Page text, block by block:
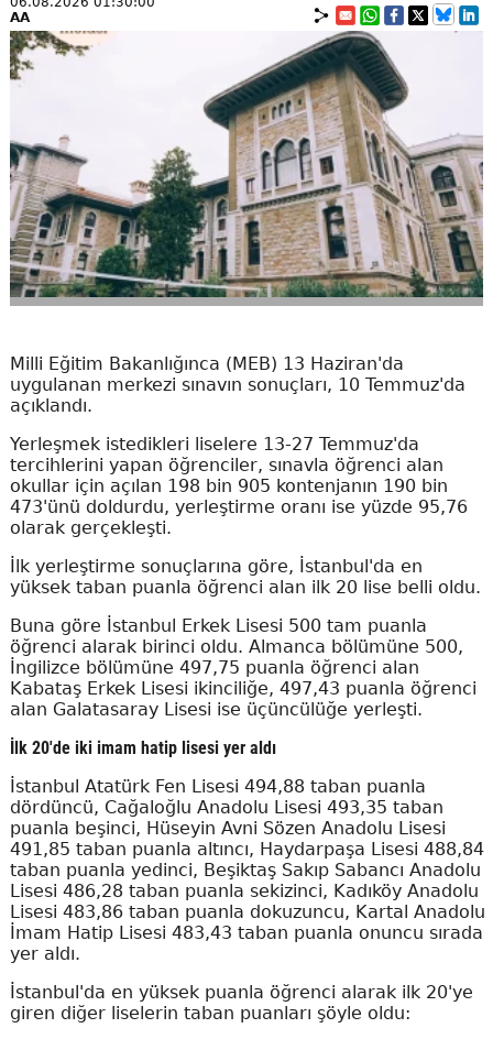
AA
Milli Eğitim Bakanlığınca (MEB) 13 Haziran'da
uygulanan merkezi sınavın sonuçları, 10 Temmuz'da
açıklandı.
Yerleşmek istedikleri liselere 13-27 Temmuz'da
tercihlerini yapan öğrenciler, sınavla öğrenci alan
okullar için açılan 198 bin 905 kontenjanın 190 bin
473'ünü doldurdu, yerleştirme oranı ise yüzde 95,76
olarak gerçekleşti.
İlk yerleştirme sonuçlarına göre, İstanbul'da en
yüksek taban puanla öğrenci alan ilk 20 lise belli oldu.
Buna göre İstanbul Erkek Lisesi 500 tam puanla
öğrenci alarak birinci oldu. Almanca bölümüne 500,
İngilizce bölümüne 497,75 puanla öğrenci alan
Kabataş Erkek Lisesi ikinciliğe, 497,43 puanla öğrenci
alan Galatasaray Lisesi ise üçüncülüğe yerleşti.
İlk 20'de iki imam hatip lisesi yer aldı
İstanbul Atatürk Fen Lisesi 494,88 taban puanla
dördüncü, Cağaloğlu Anadolu Lisesi 493,35 taban
puanla beşinci, Hüseyin Avni Sözen Anadolu Lisesi
491,85 taban puanla altıncı, Haydarpaşa Lisesi 488,84
taban puanla yedinci, Beşiktaş Sakıp Sabancı Anadolu
Lisesi 486,28 taban puanla sekizinci, Kadıköy Anadolu
Lisesi 483,86 taban puanla dokuzuncu, Kartal Anadolu
İmam Hatip Lisesi 483,43 taban puanla onuncu sırada
yer aldı.
İstanbul'da en yüksek puanla öğrenci alarak ilk 20'ye
giren diğer liselerin taban puanları şöyle oldu: